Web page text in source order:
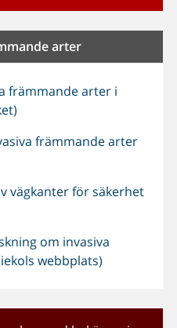
arter
främmande arter i
främmande arter
vägkanter för säkerhet
om invasiva
webbplats)